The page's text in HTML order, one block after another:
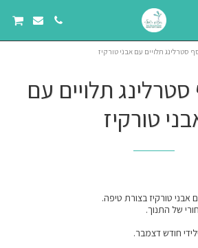
סטרלינג תלויים עם אבני טורקיז
סטרלינג תלויים עם
טורקיז
חודש דצמבר.